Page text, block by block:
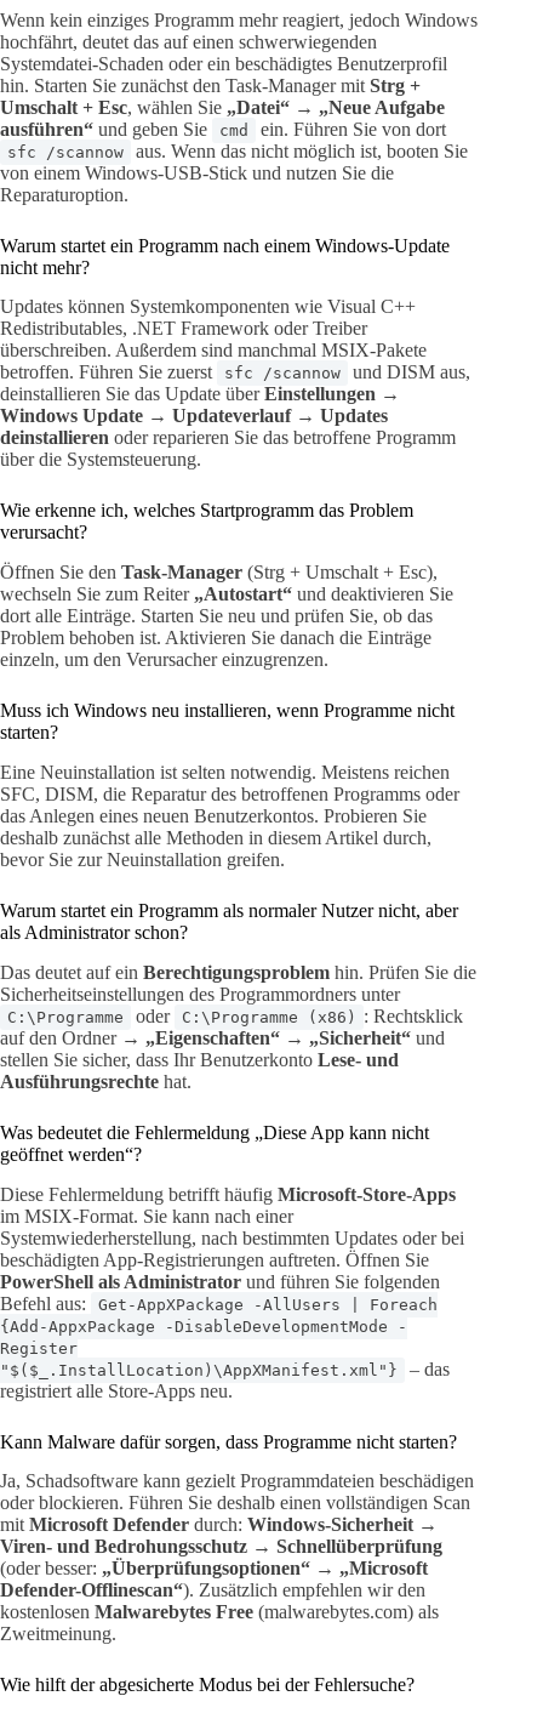
Wenn kein einziges Programm mehr reagiert, jedoch Windows
hochfährt, deutet das auf einen schwerwiegenden
Systemdatei-Schaden oder ein beschädigtes Benutzerprofil
hin. Starten Sie zunächst den Task-Manager mit Strg +
Umschalt + Esc, wählen Sie „Datei“ → „Neue Aufgabe
ausführen“ und geben Sie cmd ein. Führen Sie von dort
sfc /scannow
aus. Wenn das nicht möglich ist, booten Sie
von einem Windows-USB-Stick und nutzen Sie die
Reparaturoption.
Warum startet ein Programm nach einem Windows-Update
nicht mehr?
Updates können Systemkomponenten wie Visual C++
Redistributables, .NET Framework oder Treiber
überschreiben. Außerdem sind manchmal MSIX-Pakete
betroffen. Führen Sie zuerst
sfc /scannow
und DISM aus,
deinstallieren Sie das Update überEinstellungen →
Windows Update → Updateverlauf → Updates
deinstallieren oder reparieren Sie das betroffene Programm
über die Systemsteuerung.
Wie erkenne ich, welches Startprogramm das Problem
verursacht?
Öffnen Sie den Task-Manager (Strg + Umschalt + Esc),
wechseln Sie zum Reiter „Autostart“ und deaktivieren Sie
dort alle Einträge. Starten Sie neu und prüfen Sie, ob das
Problem behoben ist. Aktivieren Sie danach die Einträge
einzeln, um den Verursacher einzugrenzen.
Muss ich Windows neu installieren, wenn Programme nicht
starten?
Eine Neuinstallation ist selten notwendig. Meistens reichen
SFC, DISM, die Reparatur des betroffenen Programms oder
das Anlegen eines neuen Benutzerkontos. Probieren Sie
deshalb zunächst alle Methoden in diesem Artikel durch,
bevor Sie zur Neuinstallation greifen.
Warum startet ein Programm als normaler Nutzer nicht, aber
als Administrator schon?
Das deutet auf ein Berechtigungsproblem hin. Prüfen Sie die
Sicherheitseinstellungen des Programmordners unter
C:\Programme oder C:\Programme (x86)
: Rechtsklick
auf den Ordner → „Eigenschaften“ → „Sicherheit“ und
stellen Sie sicher, dass Ihr Benutzerkonto Lese- und
Ausführungsrechte hat.
Was bedeutet die Fehlermeldung „Diese App kann nicht
geöffnet werden“?
Diese Fehlermeldung betrifft häufig Microsoft-Store-Apps
im MSIX-Format. Sie kann nach einer
Systemwiederherstellung, nach bestimmten Updates oder bei
beschädigten App-Registrierungen auftreten. Öffnen Sie
PowerShell als Administrator und führen Sie folgenden
Befehl aus:
Get-AppXPackage -AllUsers | Foreach
{Add-AppxPackage -DisableDevelopmentMode -
Register
"$($_.InstallLocation)\AppXManifest.xml"}
– das
registriert alle Store-Apps neu.
Kann Malware dafür sorgen, dass Programme nicht starten?
Ja, Schadsoftware kann gezielt Programmdateien beschädigen
oder blockieren. Führen Sie deshalb einen vollständigen Scan
mitMicrosoft Defender durch: Windows-Sicherheit →
Viren- und Bedrohungsschutz → Schnellüberprüfung
(oder besser: „Überprüfungsoptionen“ → „Microsoft
Defender-Offlinescan“). Zusätzlich empfehlen wir den
kostenlosen Malwarebytes Free (malwarebytes.com) als
Zweitmeinung.
Wie hilft der abgesicherte Modus bei der Fehlersuche?